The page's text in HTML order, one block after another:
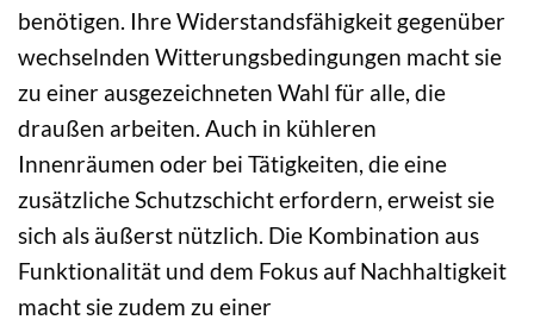
benötigen. Ihre Widerstandsfähigkeit gegenüber
wechselnden Witterungsbedingungen macht sie
zu einer ausgezeichneten Wahl für alle, die
draußen arbeiten. Auch in kühleren
Innenräumen oder bei Tätigkeiten, die eine
zusätzliche Schutzschicht erfordern, erweist sie
sich als äußerst nützlich. Die Kombination aus
Funktionalität und dem Fokus auf Nachhaltigkeit
macht sie zudem zu einer